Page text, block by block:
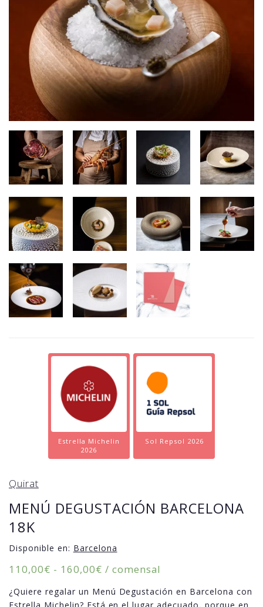
Estrella Michelin
2026
Sol Repsol 2026
Quirat
MENÚ DEGUSTACIÓN BARCELONA
18K
Disponible en: Barcelona
110,00€ - 160,00€Rango
precios:
/ comensal
¿Quiere regalar un Menú Degustación en Barcelona con